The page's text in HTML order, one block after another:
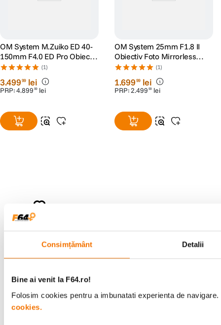
Consimțământ Detalii
Bine ai venit la F64.ro!
Folosim cookies pentru a imbunatati experienta de
cookies.
OM System M.Zuiko ED 40-
150mm F4.0 ED Pro Obiectiv
Foto Mirrorless Montura
(1)
3.49999 lei
PRP:4.899 99 lei
OM System 25mm F1.8 II
Obiectiv Foto Mirrorless
Montura MFT
(1)
1.69999 lei
PRP:2.499 99 lei
Consultanta
Livrare gratuita